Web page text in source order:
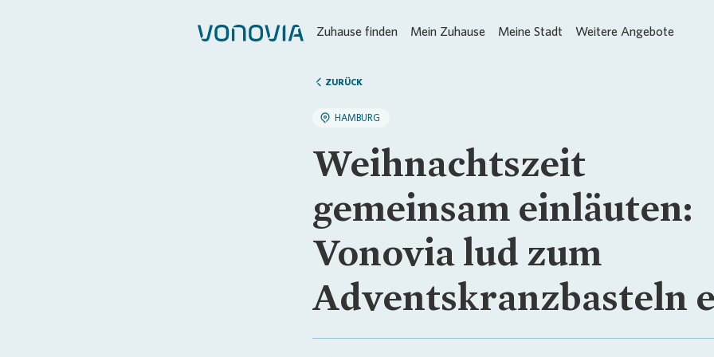
Zuhause finden Mein Zuhause Meine Stadt Weitere Angebote
ZURÜCK
HAMBURG
Weihnachtszeit
gemeinsam einläuten:
Vonovia lud zum
Adventskranzbasteln